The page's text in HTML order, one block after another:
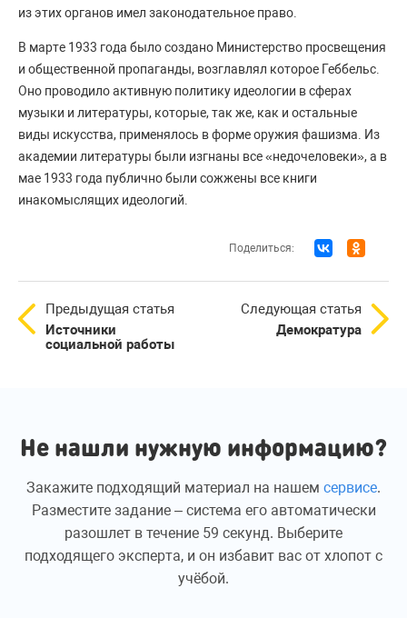
из этих органов имел законодательное право.
В марте 1933 года было создано Министерство просвещения
и общественной пропаганды, возглавлял которое Геббельс.
Оно проводило активную политику идеологии в сферах
музыки и литературы, которые, так же, как и остальные
виды искусства, применялось в форме оружия фашизма. Из
академии литературы были изгнаны все «недочеловеки», а в
мае 1933 года публично были сожжены все книги
инакомыслящих идеологий.
Поделиться:
Предыдущая статья
Источники
социальной работы
Следующая статья
Демократура
Не нашли нужную информацию?
Закажите подходящий материал на нашем сервисе.
Разместите задание – система его автоматически
разошлет в течение 59 секунд. Выберите
подходящего эксперта, и он избавит вас от хлопот с
учёбой.